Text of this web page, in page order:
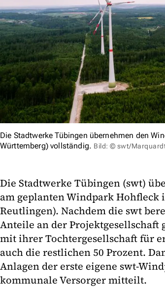
Die Stadtwerke Tübingen übernehmen den
Württemberg) vollständig. Bild: © swt/
Die Stadtwerke Tübingen (swt)
am geplanten Windpark
Reutlingen). Nachdem die swt
Anteile an der Projektgesellschaft
mit ihrer Tochtergesellschaft für
auch die restlichen 50 Prozent.
Anlagen der erste eigene swt-
kommunale Versorger mitteilt.